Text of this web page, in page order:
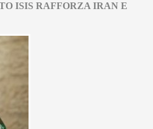
ISIS RAFFORZA IRAN E